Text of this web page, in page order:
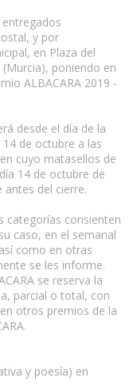
y por
en Plaza del
poniendo en
ALBACARA 2019 -
desde el día de la
de octubre a las
cuyo matasellos de
14 de octubre de
del cierre.
categorías consienten
caso, en el semanal
como en otras
se les informe.
se reserva la
parcial o total, con
otros premios de la
y poesía) en